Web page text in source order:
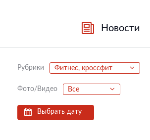
Новости
Рубрики Фитнес, кроссфит
Фото/Видео Все
Выбрать дату